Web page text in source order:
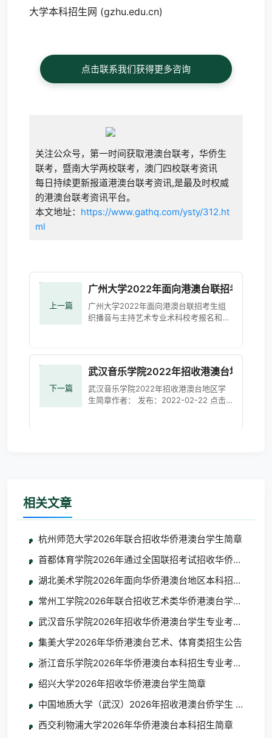
大学本科招生网 (gzhu.edu.cn)
点击联系我们获得更多咨询
关注公众号，第一时间获取港澳台联考，华侨生
联考，暨南大学两校联考，澳门四校联考资讯
每日持续更新报道港澳台联考资讯,是最及时权威
的港澳台联考资讯平台。
本文地址： https://www.gathq.com/ysty/312.ht
ml
上一篇
广州大学2022年面向港澳台联招考生组
广州大学2022年面向港澳台联招考生组
织播音与主持艺术专业术科校考报名和考
下一篇
武汉音乐学院2022年招收港澳台地区学生
武汉音乐学院2022年招收港澳台地区学
生简章作者： 发布：2022-02-22 点击
相关文章
杭州师范大学2026年联合招收华侨港澳台学生简章
首都体育学院2026年通过全国联招考试招收华侨港澳台学
湖北美术学院2026年面向华侨港澳台地区本科招生考试
常州工学院2026年联合招收艺术类华侨港澳台学生简章
武汉音乐学院2026年招收华侨港澳台学生专业考试考生须
集美大学2026年华侨港澳台艺术、体育类招生公告
浙江音乐学院2026年华侨港澳台本科招生专业考试合格
绍兴大学2026年招收华侨港澳台学生简章
中国地质大学（武汉）2026年招收港澳台侨学生 艺术类
西交利物浦大学2026年华侨港澳台本科招生简章